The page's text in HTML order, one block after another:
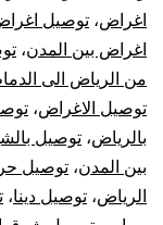
اغراض، توصيل
اغراض بين المدن،
من الرياض الى
توصيل الاغراض،
بالرياض، توصيل
بين المدن، توصيل
الرياض، توصيل دينا،